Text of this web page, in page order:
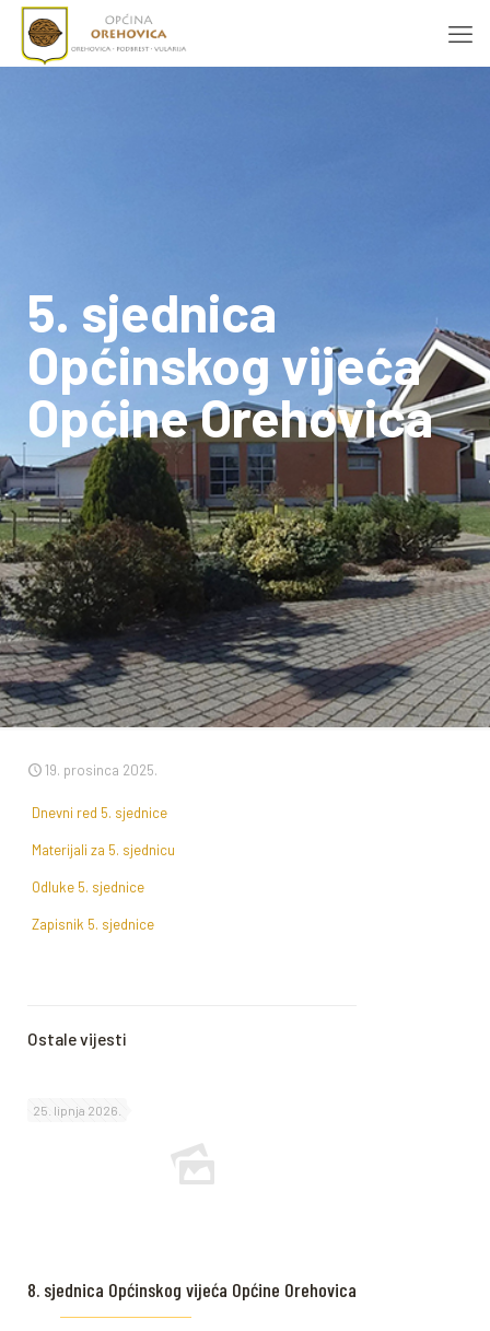
5. sjednica
Općinskog vijeća
Općine Orehovica
19. prosinca 2025.
Dnevni red 5. sjednice
Materijali za 5. sjednicu
Odluke 5. sjednice
Zapisnik 5. sjednice
Ostale vijesti
25. lipnja 2026.
8. sjednica Općinskog vijeća Općine Orehovica